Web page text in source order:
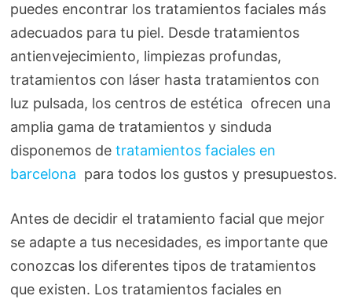
puedes encontrar los tratamientos faciales más
adecuados para tu piel. Desde tratamientos
antienvejecimiento, limpiezas profundas,
tratamientos con láser hasta tratamientos con
luz pulsada, los centros de estética ofrecen una
amplia gama de tratamientos y sinduda
disponemos de tratamientos faciales en
barcelona para todos los gustos y presupuestos.
Antes de decidir el tratamiento facial que mejor
se adapte a tus necesidades, es importante que
conozcas los diferentes tipos de tratamientos
que existen. Los tratamientos faciales en